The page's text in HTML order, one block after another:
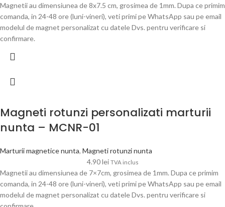
Magnetii au dimensiunea de 8x7.5 cm, grosimea de 1mm. Dupa ce primim
comanda, in 24-48 ore (luni-vineri), veti primi pe WhatsApp sau pe email
modelul de magnet personalizat cu datele Dvs. pentru verificare si
confirmare.
Magneti rotunzi personalizati marturii
nunta – MCNR-01
Marturii magnetice nunta, Magneti rotunzi nunta
4.90lei TVA inclus
Magnetii au dimensiunea de 7×7cm, grosimea de 1mm. Dupa ce primim
comanda, in 24-48 ore (luni-vineri), veti primi pe WhatsApp sau pe email
modelul de magnet personalizat cu datele Dvs. pentru verificare si